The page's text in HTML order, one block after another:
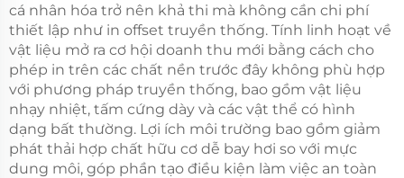
cá nhân hóa trở nên khả thi mà không cần chi phí
thiết lập như in offset truyền thống. Tính linh hoạt về
vật liệu mở ra cơ hội doanh thu mới bằng cách cho
phép in trên các chất nền trước đây không phù hợp
với phương pháp truyền thống, bao gồm vật liệu
nhạy nhiệt, tấm cứng dày và các vật thể có hình
dạng bất thường. Lợi ích môi trường bao gồm giảm
phát thải hợp chất hữu cơ dễ bay hơi so với mực
dung môi, góp phần tạo điều kiện làm việc an toàn